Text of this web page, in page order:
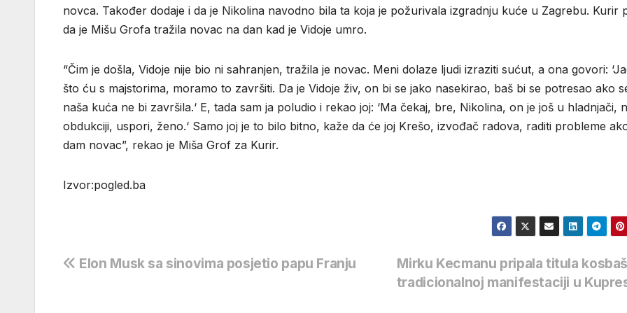
novca. Također dodaje i da je Nikolina navodno bila ta koja je požurivala izgradnju kuće u Zagrebu. Kurir
da je Mišu Grofa tražila novac na dan kad je Vidoje umro.
“Čim je došla, Vidoje nije bio ni sahranjen, tražila je novac. Meni dolaze ljudi izraziti sućut, a ona govori:
što ću s majstorima, moramo to završiti. Da je Vidoje živ, on bi se jako nasekirao, baš bi se potresao ako
naša kuća ne bi završila.‘ E, tada sam ja poludio i rekao joj: ‘Ma čekaj, bre, Nikolina, on je još u hladnjači,
obdukciji, uspori, ženo.‘ Samo joj je to bilo bitno, kaže da će joj Krešo, izvođač radova, raditi probleme
dam novac”, rekao je Miša Grof za Kurir.
Izvor:pogled.ba
Navigacija
Mirku Kecmanu pripala titula
tradicionalnoj manifestaciji u
Elon Musk sa sinovima posjetio papu Franju